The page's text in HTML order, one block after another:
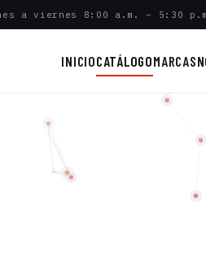
a viernes 8:00 a.m. – 5:30
INICIOCATÁLOGOMARCAS